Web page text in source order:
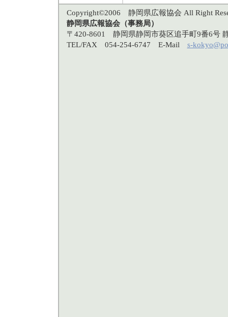
Copyright©2006 静岡県広報協会 All Right
静岡県広報協会（事務局）
〒420-8601 静岡県静岡市葵区追手町9番6号
TEL/FAX 054-254-6747 E-Mail s-